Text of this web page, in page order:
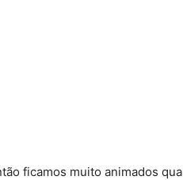
ficamos muito animados